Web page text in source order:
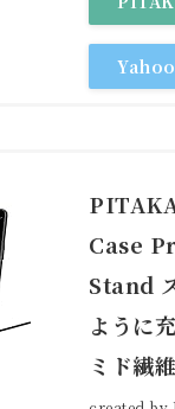
Yahoo
Case
Stand
ように
ミド繊維